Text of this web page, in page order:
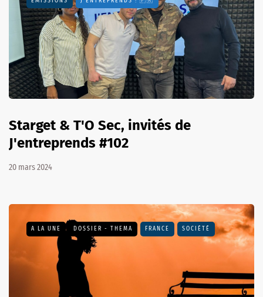
Starget & T'O Sec, invités de
J'entreprends #102
20 mars 2024
A LA UNE DOSSIER - THEMA FRANCE SOCIÉTÉ